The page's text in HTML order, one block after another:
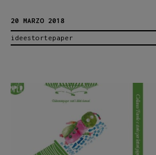
20 MARZO 2018
ideestortepaper